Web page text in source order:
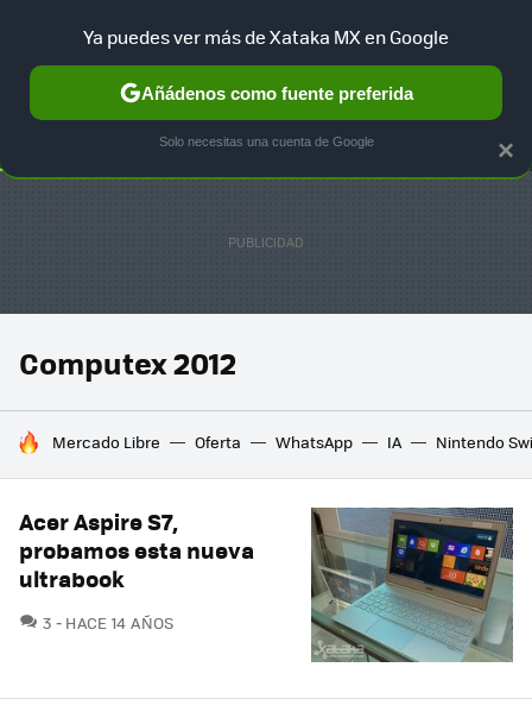
SELECCIÓN GAMING HOME AUTO TERRITORIO
Computex 2012
HOY SE HABLA DE
Mercado Libre Oferta WhatsApp IA Nintendo
Acer Aspire S7,
probamos esta nueva
ultrabook
3 COMENTARIOS
HACE 14 AÑOS
×
Ya puedes ver más de Xataka MX en Google
Añádenos como fuente preferida
Solo necesitas una cuenta de Google